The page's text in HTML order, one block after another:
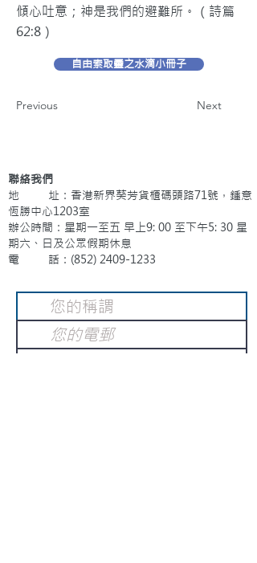
傾心吐意；神是我們的避難所。（詩篇
62:8）
自由索取靈之水滴小冊子
Previous Next
聯絡我們
地 址：香港新界葵芳貨櫃碼頭路71號，鍾意
恆勝中心1203室
辦公時間：星期一至五 早上9: 00 至下午5: 30 星
期六、日及公眾假期休息
電 話：(852) 2409-1233